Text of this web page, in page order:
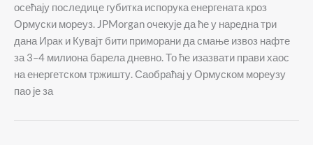
осећају последице губитка испорука енергената кроз
Ормуски мореуз. JPMorgan очекује да ће у наредна три
дана Ирак и Кувајт бити приморани да смање извоз нафте
за 3–4 милиона барела дневно. То ће изазвати прави хаос
на енергетском тржишту. Саобраћај у Ормуском мореузу
пао је за